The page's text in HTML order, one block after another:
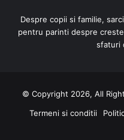
Despre copii si familie,
pentru parinti despre
sfaturi
© Copyright 2026, All
Termeni si conditii